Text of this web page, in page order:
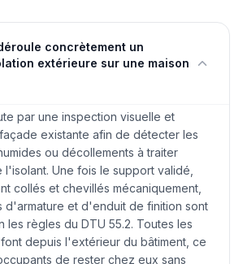
concrètement un
extérieure sur une maison
par une inspection visuelle et
existante afin de détecter les
ou décollements à traiter
Une fois le support validé,
collés et chevillés mécaniquement,
d'armature et d'enduit de finition sont
les règles du DTU 55.2. Toutes les
depuis l'extérieur du bâtiment, ce
de rester chez eux sans